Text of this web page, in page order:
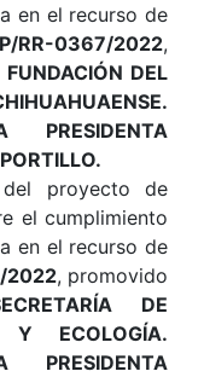
en el recurso de
0367/2022,
FUNDACIÓN DEL
PRESIDENTA
proyecto de
el cumplimiento
en el recurso de
2022, promovido
DE
Y ECOLOGÍA.
PRESIDENTA